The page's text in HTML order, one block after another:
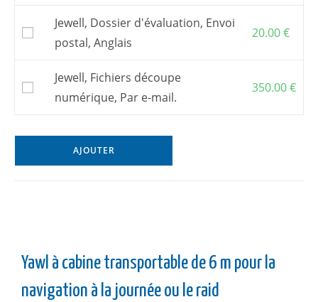
Les frais postaux et la TVA, si elle s’applique,
sont inclus dans les prix affichés.
Jewell, Dossier d'évaluation, Envoi
postal, Anglais
20.00€
Jewell, Fichiers découpe
numérique, Par e-mail.
350.00€
AJOUTER
Yawl à cabine transportable de 6 m pour la
navigation à la journée ou le raid